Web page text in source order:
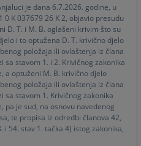
je dana 6.7.2026. godine, u
0 K 037679 26 K 2, objavio presudu
D. T. i M. B. oglašeni krivim što su
i to optužena D. T. krivično djelo
položaja ili ovlaštenja iz člana
sa stavom 1. i 2. Krivičnog zakonika
a optuženi M. B. krivično djelo
položaja ili ovlaštenja iz člana
sa stavom 1. Krivičnog zakonika
pa je sud, na osnovu navedenog
te propisa iz odredbi članova 42,
i 54. stav 1. tačka 4) istog zakonika,